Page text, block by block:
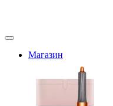
Магазин